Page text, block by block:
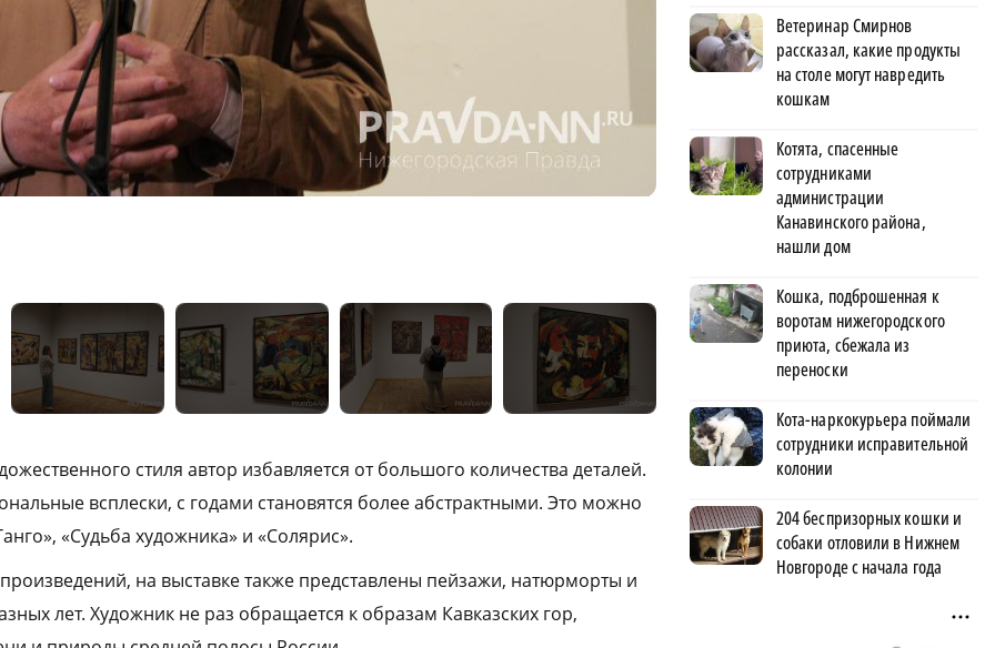
Фото: Кира Папилова
стиля автор избавляется от большого количества деталей.
всплески, с годами становятся более абстрактными. Это можно
«Судьба художника» и «Солярис».
на выставке также представлены пейзажи, натюрморты и
лет. Художник не раз обращается к образам Кавказских гор,
Ветеринар Смирнов
рассказал, какие продукты
на столе могут навредить
кошкам
Котята, спасенные
сотрудниками
администрации
Канавинского района,
нашли дом
Кошка, подброшенная к
воротам нижегородского
приюта, сбежала из
переноски
Кота-наркокурьера поймали
сотрудники исправительной
колонии
204 беспризорных кошки и
собаки отловили в Нижнем
Новгороде с начала года